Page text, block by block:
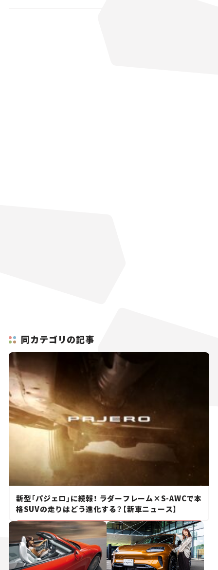
同カテゴリの記事
新型「パジェロ」に続報！ ラダーフレーム×S-AWCで本
格SUVの走りはどう進化する？【新車ニュース】